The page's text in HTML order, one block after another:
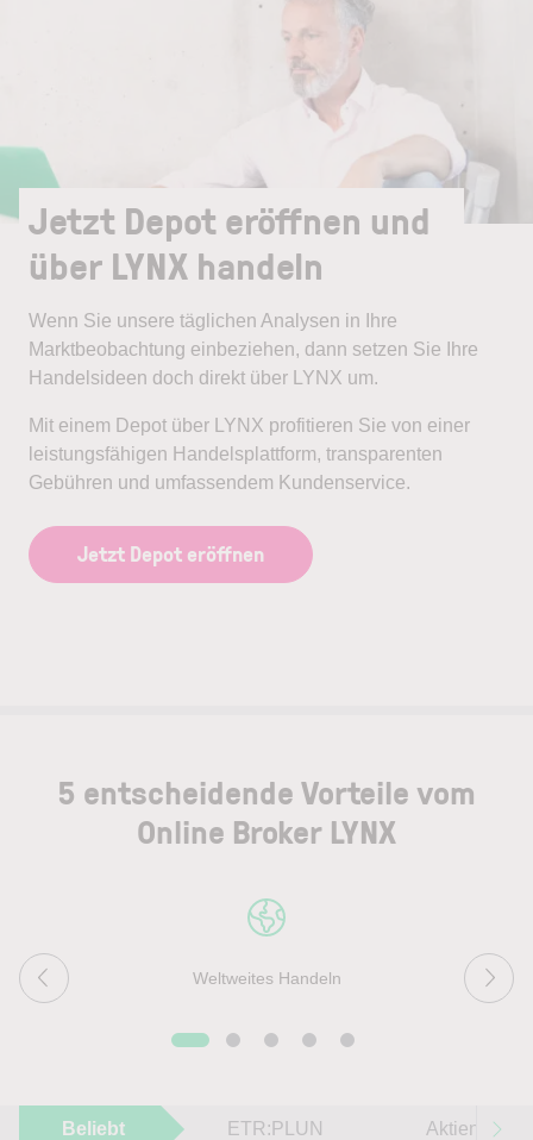
Jetzt Depot eröffnen und
über LYNX handeln
Wenn Sie unsere täglichen Analysen in Ihre
Marktbeobachtung einbeziehen, dann setzen Sie Ihre
Handelsideen doch direkt über LYNX um.
Mit einem Depot über LYNX profitieren Sie von einer
leistungsfähigen Handelsplattform, transparenten
Gebühren und umfassendem Kundenservice.
Jetzt Depot eröffnen
5 entscheidende Vorteile vom
Online Broker LYNX
Weltweites Handeln
Beliebt ETR:PLUN Aktien im